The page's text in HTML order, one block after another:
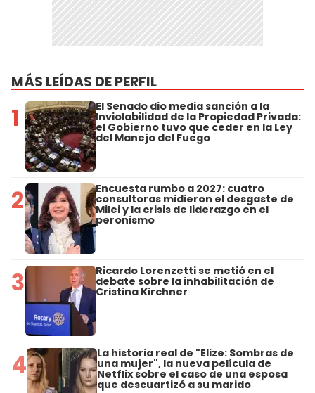
MÁS LEÍDAS DE PERFIL
1 El Senado dio media sanción a la
Inviolabilidad de la Propiedad Privada:
el Gobierno tuvo que ceder en la Ley
del Manejo del Fuego
2 Encuesta rumbo a 2027: cuatro
consultoras midieron el desgaste de
Milei y la crisis de liderazgo en el
peronismo
3 Ricardo Lorenzetti se metió en el
debate sobre la inhabilitación de
Cristina Kirchner
4 La historia real de "Elize: Sombras de
una mujer", la nueva película de
Netflix sobre el caso de una esposa
que descuartizó a su marido